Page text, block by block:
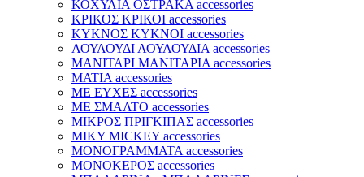
ΚΟΧΥΛΙΑ ΟΣΤΡΑΚΑ accessories
ΚΡΙΚΟΣ ΚΡΙΚΟΙ accessories
ΚΥΚΝΟΣ ΚΥΚΝΟΙ accessories
ΛΟΥΛΟΥΔΙ ΛΟΥΛΟΥΔΙΑ accessories
ΜΑΝΙΤΑΡΙ ΜΑΝΙΤΑΡΙΑ accessories
ΜΑΤΙΑ accessories
ΜΕ ΕΥΧΕΣ accessories
ΜΕ ΣΜΑΛΤΟ accessories
ΜΙΚΡΟΣ ΠΡΙΓΚΙΠΑΣ accessories
ΜΙΚΥ MICKEY accessories
ΜΟΝΟΓΡΑΜΜΑΤΑ accessories
ΜΟΝΟΚΕΡΟΣ accessories